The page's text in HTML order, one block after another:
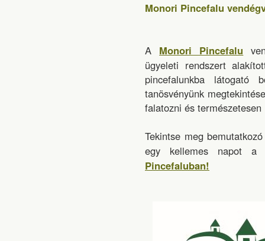
Monori Pincefalu
A Monori Pincefalu
ügyeleti rendszert
pincefalunkba látogató
tanösvényünk
falatozni és
Tekintse meg
egy kellemes napot a
Pincefaluban!